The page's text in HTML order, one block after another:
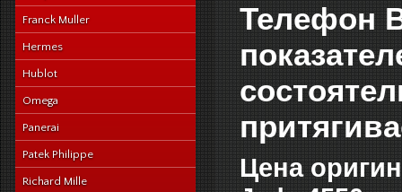
Franck Muller
Hermes
Hublot
Omega
Panerai
Patek Philippe
Richard Mille
Телефон
Цена